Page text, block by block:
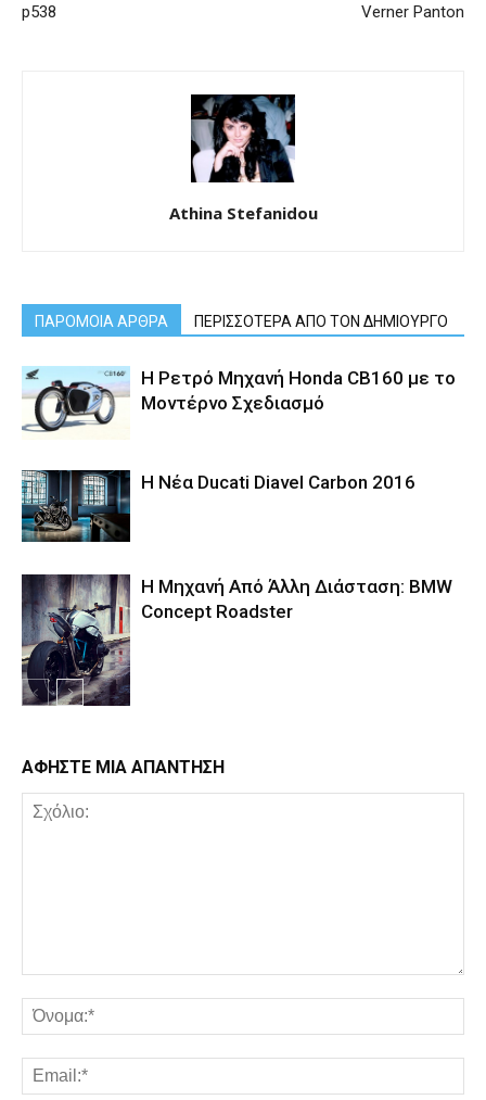
p538
Verner Panton
Athina Stefanidou
ΠΑΡΟΜΟΙΑ ΑΡΘΡΑ ΠΕΡΙΣΣΟΤΕΡΑ ΑΠΟ ΤΟΝ ΔΗΜΙΟΥΡΓΟ
Η Ρετρό Μηχανή Honda CB160 με το
Μοντέρνο Σχεδιασμό
Η Νέα Ducati Diavel Carbon 2016
Η Μηχανή Από Άλλη Διάσταση: BMW
Concept Roadster
ΑΦΗΣΤΕ ΜΙΑ ΑΠΑΝΤΗΣΗ